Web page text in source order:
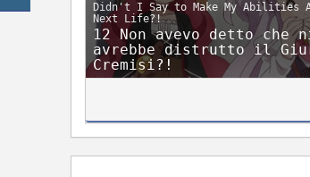
Didn't I Say to Make My Abilities
Next Life?!
12 Non avevo detto che
avrebbe distrutto il
Cremisi?!